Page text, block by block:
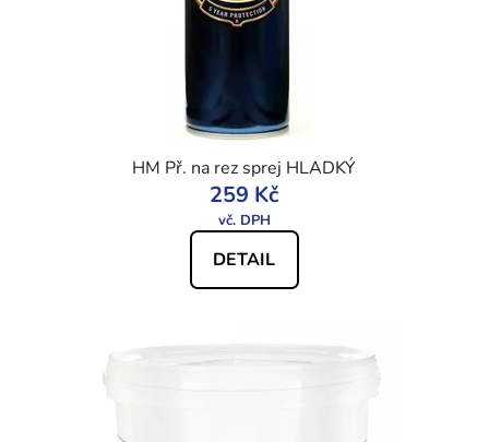
HM Př. na rez sprej HLADKÝ
259 Kč
DETAIL